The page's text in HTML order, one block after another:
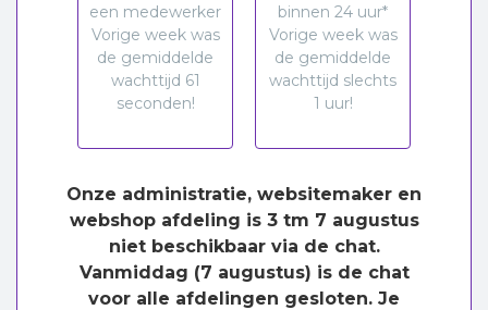
een medewerker
Vorige week was
de gemiddelde
wachttijd 61
seconden!
binnen 24 uur*
Vorige week was
de gemiddelde
wachttijd slechts
1 uur!
Onze administratie, websitemaker en
webshop afdeling is 3 tm 7 augustus
niet beschikbaar via de chat.
Vanmiddag (7 augustus) is de chat
voor alle afdelingen gesloten. Je